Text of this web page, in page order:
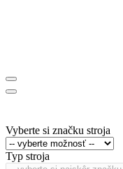
Vyberte si značku stroja
Typ stroja